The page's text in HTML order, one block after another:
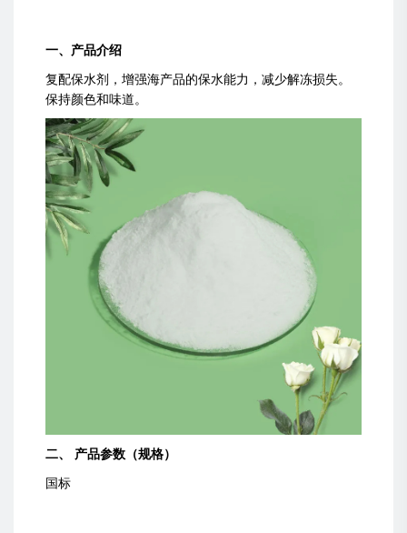
一、产品介绍
复配保水剂，增强海产品的保水能力，减少解冻损失。
保持颜色和味道。
二、 产品参数（规格）
国标